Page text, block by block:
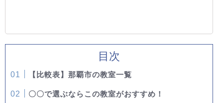
目次
【比較表】那覇市の教室一覧
〇〇で選ぶならこの教室がおすすめ！